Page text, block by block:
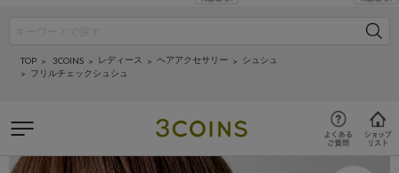
TOP 3COINS レディース ヘアアクセサリー
シュシュ
フリルチェックシュシュ